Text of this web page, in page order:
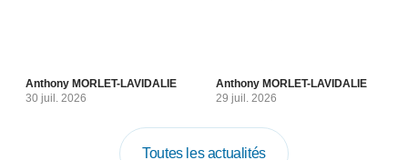
Anthony MORLET-LAVIDALIE
30 juil. 2026
Anthony MORLET-LAVIDALIE
29 juil. 2026
Toutes les actualités